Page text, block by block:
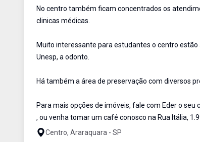
No centro também ficam concentrados os
clinicas médicas.
Muito interessante para estudantes o centro
Unesp, a odonto.
Há também a área de preservação com diversos
Para mais opções de imóveis, fale com Eder o
, ou venha tomar um café conosco na Rua Itália,
Centro, Araraquara - SP